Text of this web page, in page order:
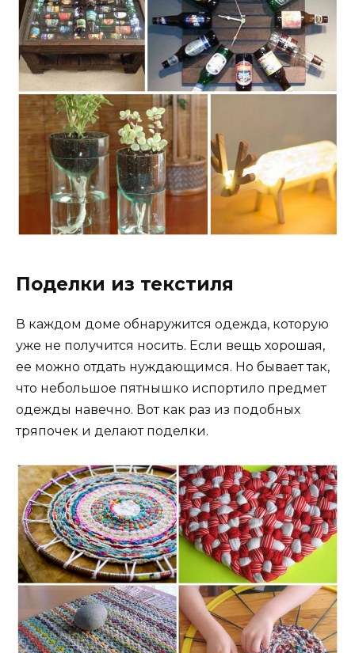
Поделки из текстиля
В каждом доме обнаружится одежда, которую
уже не получится носить. Если вещь хорошая,
ее можно отдать нуждающимся. Но бывает так,
что небольшое пятнышко испортило предмет
одежды навечно. Вот как раз из подобных
тряпочек и делают поделки.